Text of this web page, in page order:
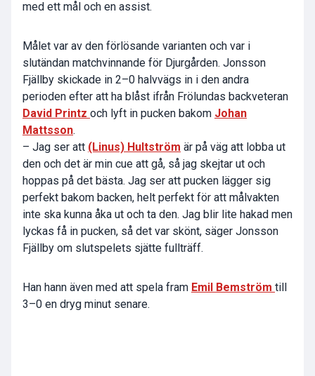
med ett mål och en assist.
Målet var av den förlösande varianten och var i
slutändan matchvinnande för Djurgården. Jonsson
Fjällby skickade in 2–0 halvvägs in i den andra
perioden efter att ha blåst ifrån Frölundas backveteran
David Printz och lyft in pucken bakom Johan
Mattsson.
– Jag ser att (Linus) Hultström är på väg att lobba ut
den och det är min cue att gå, så jag skejtar ut och
hoppas på det bästa. Jag ser att pucken lägger sig
perfekt bakom backen, helt perfekt för att målvakten
inte ska kunna åka ut och ta den. Jag blir lite hakad men
lyckas få in pucken, så det var skönt, säger Jonsson
Fjällby om slutspelets sjätte fullträff.
Han hann även med att spela fram Emil Bemström till
3–0 en dryg minut senare.